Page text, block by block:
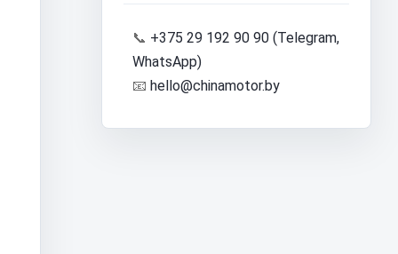
📞 +375 29 192 90 90 (Telegram,
WhatsApp)
📧 hello@chinamotor.by